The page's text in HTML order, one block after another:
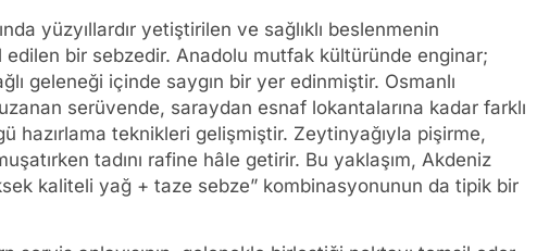
yüzyıllardır yetiştirilen ve sağlıklı beslenmenin
bir sebzedir. Anadolu mutfak kültüründe enginar;
geleneği içinde saygın bir yer edinmiştir. Osmanlı
serüvende, saraydan esnaf lokantalarına kadar farklı
hazırlama teknikleri gelişmiştir. Zeytinyağıyla pişirme,
tadını rafine hâle getirir. Bu yaklaşım, Akdeniz
kaliteli yağ + taze sebze” kombinasyonunun da tipik bir